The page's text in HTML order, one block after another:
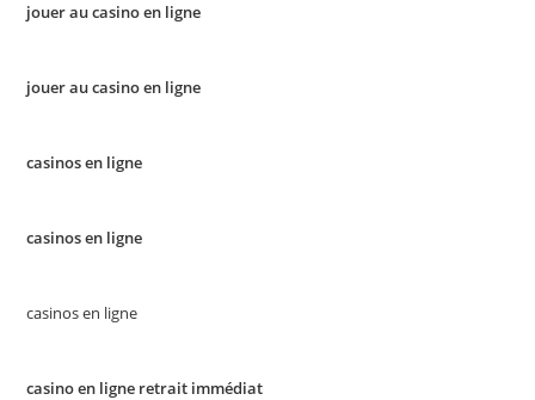
jouer au casino en ligne
jouer au casino en ligne
casinos en ligne
casinos en ligne
casinos en ligne
casino en ligne retrait immédiat